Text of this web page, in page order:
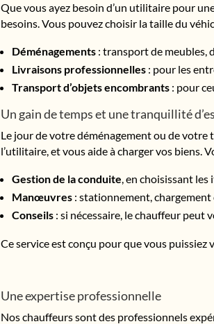
Que vous ayez besoin d’un utilitaire pour
besoins. Vous pouvez choisir la taille du
Déménagements : transport de meubles,
Livraisons professionnelles : pour les
Transport d’objets encombrants : pour
Un gain de temps et une tranquillité
Le jour de votre déménagement ou de votre
l’utilitaire, et vous aide à charger vos biens.
Gestion de la conduite, en choisissant
Manœuvres : stationnement,
Conseils : si nécessaire, le chauffeur peut
Ce service est conçu pour que vous puissiez
Une expertise professionnelle
Nos chauffeurs sont des professionnels